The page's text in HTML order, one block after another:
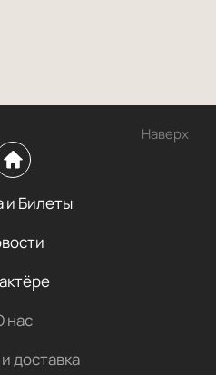
Наверх
Билеты
нас
доставка